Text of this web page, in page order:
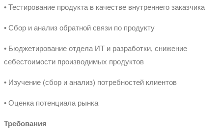
• Тестирование продукта в качестве внутреннего заказчика
• Сбор и анализ обратной связи по продукту
• Бюджетирование отдела ИТ и разработки, снижение
себестоимости производимых продуктов
• Изучение (сбор и анализ) потребностей клиентов
• Оценка потенциала рынка
Требования